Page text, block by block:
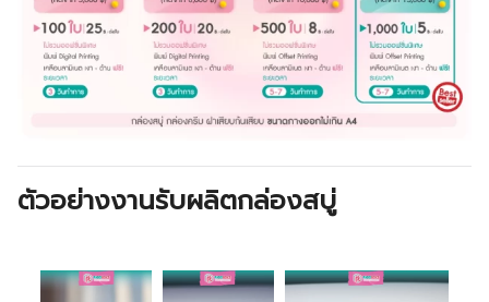
ตัวอย่างงานรับผลิตกล่องสบู่